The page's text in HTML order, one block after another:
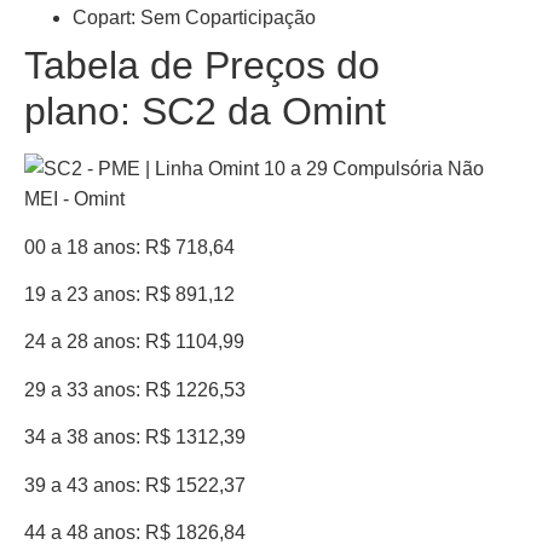
Copart: Sem Coparticipação
Tabela de Preços do
plano: SC2 da Omint
00 a 18 anos: R$ 718,64
19 a 23 anos: R$ 891,12
24 a 28 anos: R$ 1104,99
29 a 33 anos: R$ 1226,53
34 a 38 anos: R$ 1312,39
39 a 43 anos: R$ 1522,37
44 a 48 anos: R$ 1826,84